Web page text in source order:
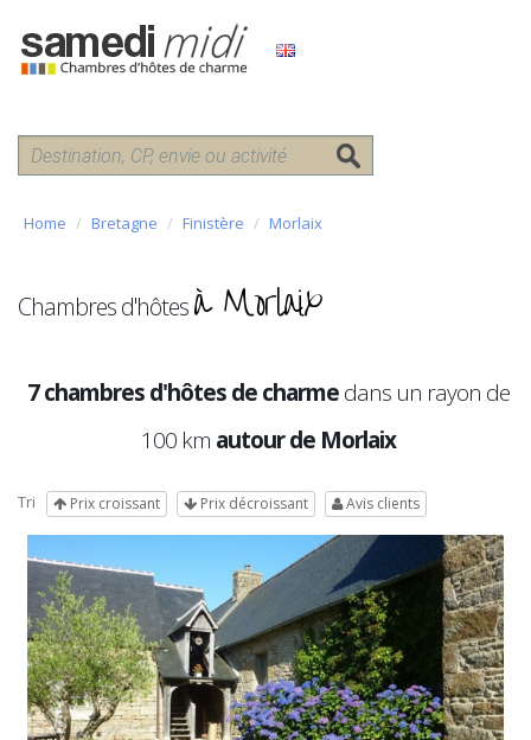
Home Bretagne Finistère Morlaix
Chambres d'hôtesà Morlaix
7 chambres d'hôtes de charmedans un rayon de
100 km autour de Morlaix
Tri Prix croissant Prix décroissant Avis clients